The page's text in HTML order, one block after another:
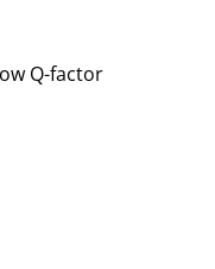
Q-factor